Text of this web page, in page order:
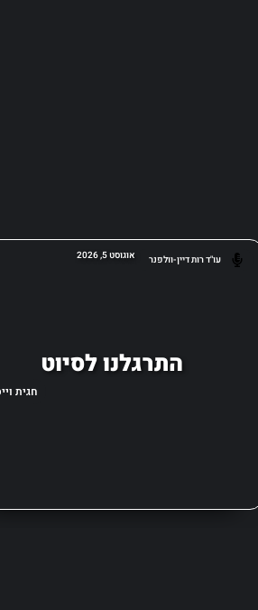
עו"ד רות דיין-וולפנר אוגוסט 5, 2026
התרגלנו לסיוט
חגית